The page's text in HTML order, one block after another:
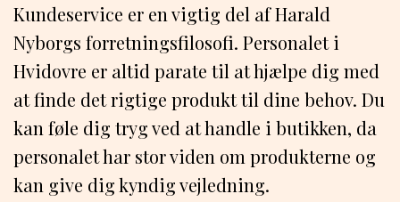
Kundeservice er en vigtig del af Harald
Nyborgs forretningsfilosofi. Personalet i
Hvidovre er altid parate til at hjælpe dig med
at finde det rigtige produkt til dine behov. Du
kan føle dig tryg ved at handle i butikken, da
personalet har stor viden om produkterne og
kan give dig kyndig vejledning.